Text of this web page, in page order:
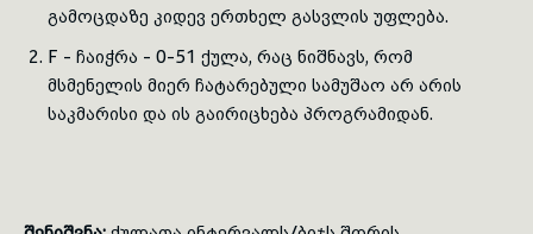
გამოცდაზე კიდევ ერთხელ გასვლის უფლება.
F - ჩაიჭრა - 0-51 ქულა, რაც ნიშნავს, რომ
მსმენელის მიერ ჩა­ტა­რებული სამუშაო არ არის
საკმარისი და ის გაირიცხება პროგრამიდან.